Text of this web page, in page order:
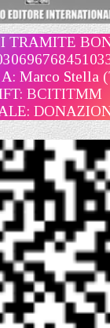
TRAMITE
Marco Stella
BCITITMM